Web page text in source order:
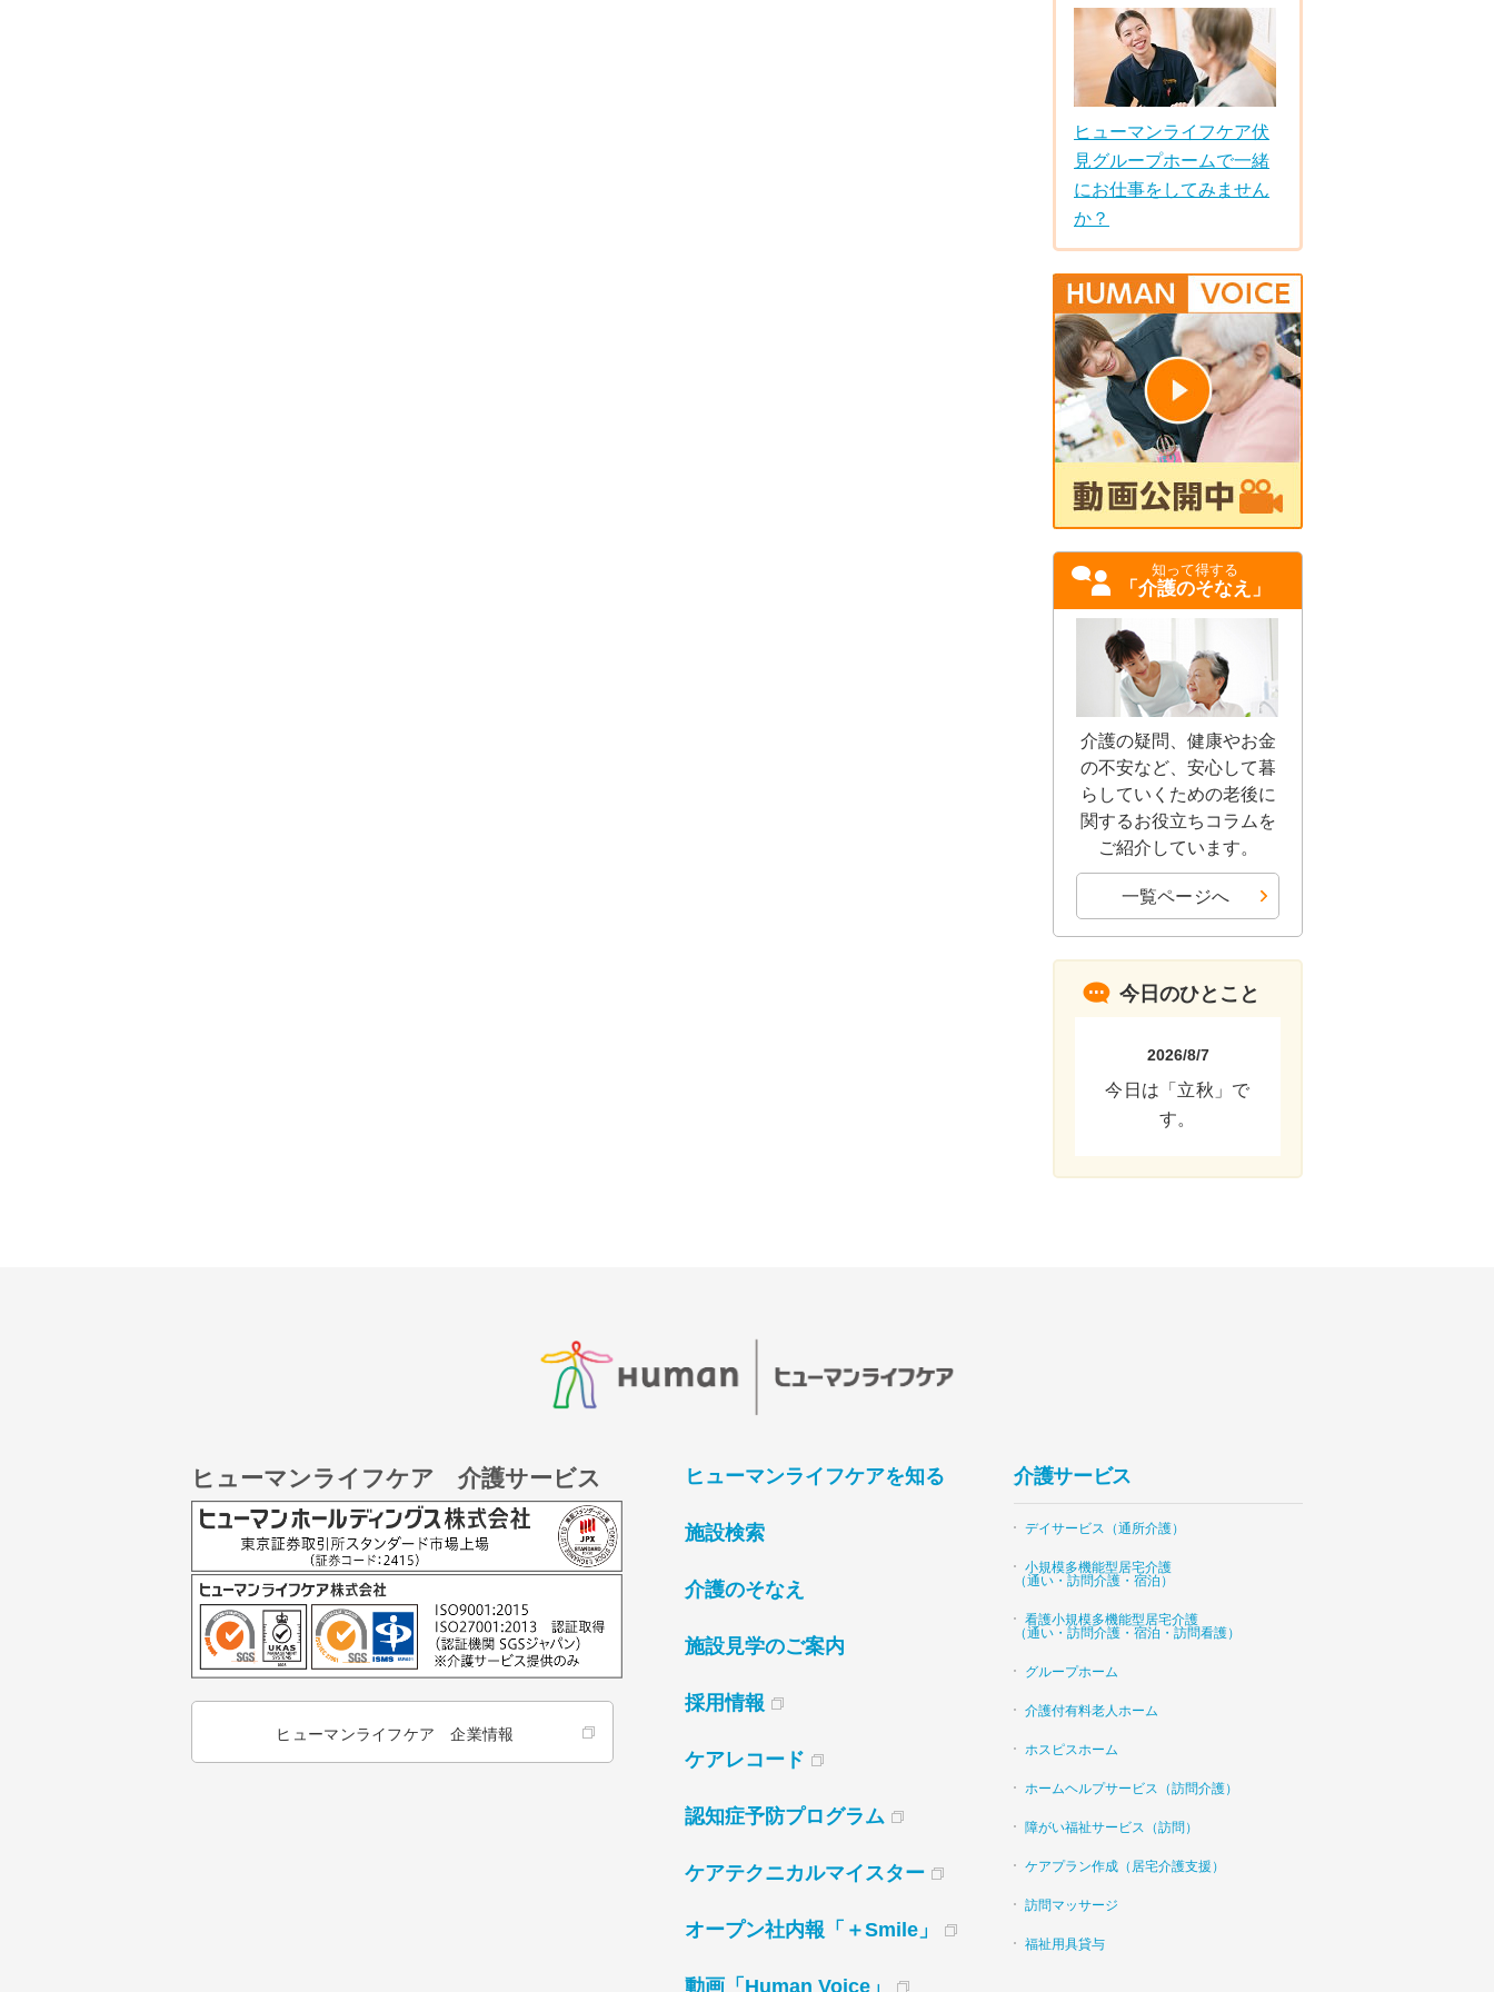
ヒューマンライフケア伏
見グループホームで一緒
にお仕事をしてみません
か？
知って得する
「介護のそなえ」
介護の疑問、健康やお金
の不安など、安心して暮
らしていくための老後に
関するお役立ちコラムを
ご紹介しています。
一覧ページへ
今日のひとこと
2026/8/7
今日は「立秋」で
す。
ヒューマンライフケア 介護サービス
ヒューマンライフケア 企業情報
ヒューマンライフケアを知る
施設検索
介護のそなえ
施設見学のご案内
採用情報
ケアレコード
認知症予防プログラム
ケアテクニカルマイスター
オープン社内報「＋Smile」
動画「Human Voice」
介護サービス
デイサービス（通所介護）
小規模多機能型居宅介護
（通い・訪問介護・宿泊）
看護小規模多機能型居宅介護
（通い・訪問介護・宿泊・訪問看護）
グループホーム
介護付有料老人ホーム
ホスピスホーム
ホームヘルプサービス（訪問介護）
障がい福祉サービス（訪問）
ケアプラン作成（居宅介護支援）
訪問マッサージ
福祉用具貸与